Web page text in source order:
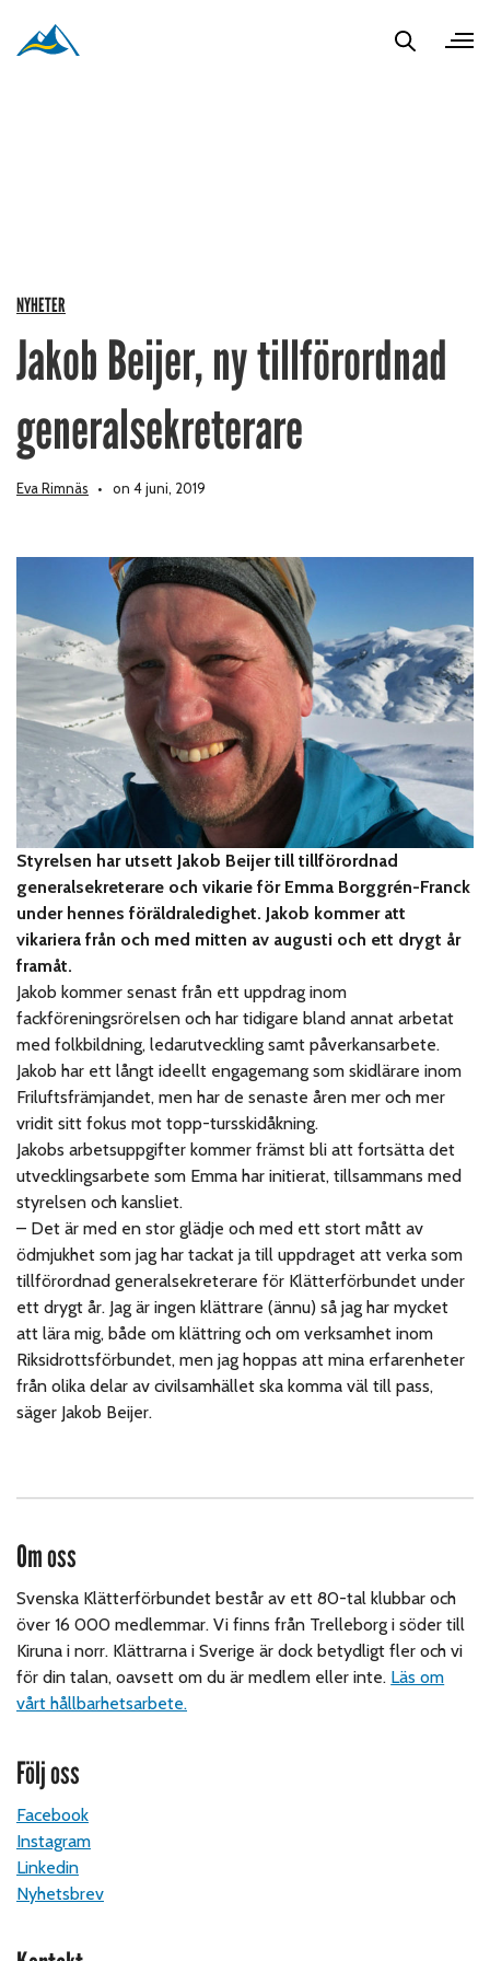
NYHETER
Jakob Beijer, ny tillförordnad
generalsekreterare
Eva Rimnäs on 4 juni, 2019
Styrelsen har utsett Jakob Beijer till tillförordnad
generalsekreterare och vikarie för Emma Borggrén-Franck
under hennes föräldraledighet. Jakob kommer att
vikariera från och med mitten av augusti och ett drygt år
framåt.
Jakob kommer senast från ett uppdrag inom
fackföreningsrörelsen och har tidigare bland annat arbetat
med folkbildning, ledarutveckling samt påverkansarbete.
Jakob har ett långt ideellt engagemang som skidlärare inom
Friluftsfrämjandet, men har de senaste åren mer och mer
vridit sitt fokus mot topp-tursskidåkning.
Jakobs arbetsuppgifter kommer främst bli att fortsätta det
utvecklingsarbete som Emma har initierat, tillsammans med
styrelsen och kansliet.
– Det är med en stor glädje och med ett stort mått av
ödmjukhet som jag har tackat ja till uppdraget att verka som
tillförordnad generalsekreterare för Klätterförbundet under
ett drygt år. Jag är ingen klättrare (ännu) så jag har mycket
att lära mig, både om klättring och om verksamhet inom
Riksidrottsförbundet, men jag hoppas att mina erfarenheter
från olika delar av civilsamhället ska komma väl till pass,
säger Jakob Beijer.
Om oss
Svenska Klätterförbundet består av ett 80-tal klubbar och
över 16 000 medlemmar. Vi finns från Trelleborg i söder till
Kiruna i norr. Klättrarna i Sverige är dock betydligt fler och vi
för din talan, oavsett om du är medlem eller inte. Läs om
vårt hållbarhetsarbete.
Följ oss
Facebook
Instagram
Linkedin
Nyhetsbrev